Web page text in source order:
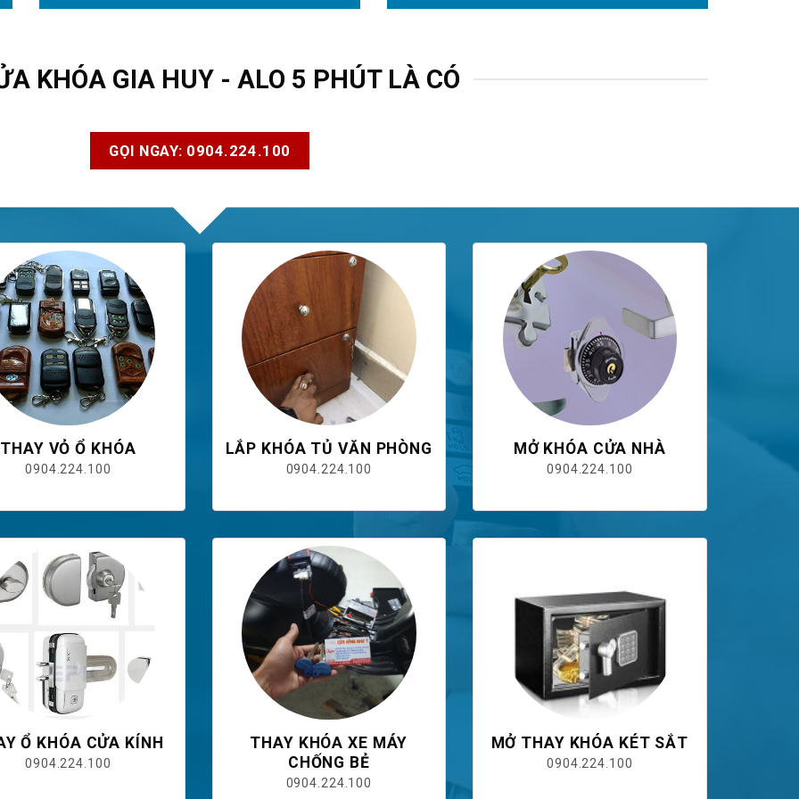
KHÓA GIA HUY - ALO 5 PHÚT LÀ CÓ
GỌI NGAY: 0904.224.100
THAY VỎ Ổ KHÓA
0904.224.100
LẮP KHÓA TỦ VĂN PHÒNG
0904.224.100
MỞ KHÓA CỬA NHÀ
0904.224.100
Ổ KHÓA CỬA KÍNH
0904.224.100
THAY KHÓA XE MÁY
CHỐNG BẺ
0904.224.100
MỞ THAY KHÓA KÉT SẮT
0904.224.100